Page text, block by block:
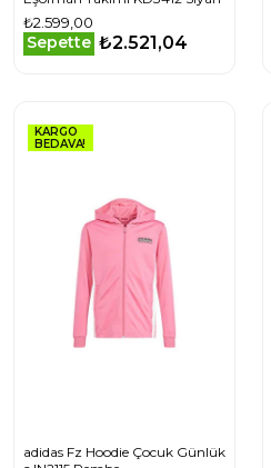
₺2.599,00
Sepette ₺2.521,04
KARGO
BEDAVA!
adidas Fz Hoodie Çocuk Günlük